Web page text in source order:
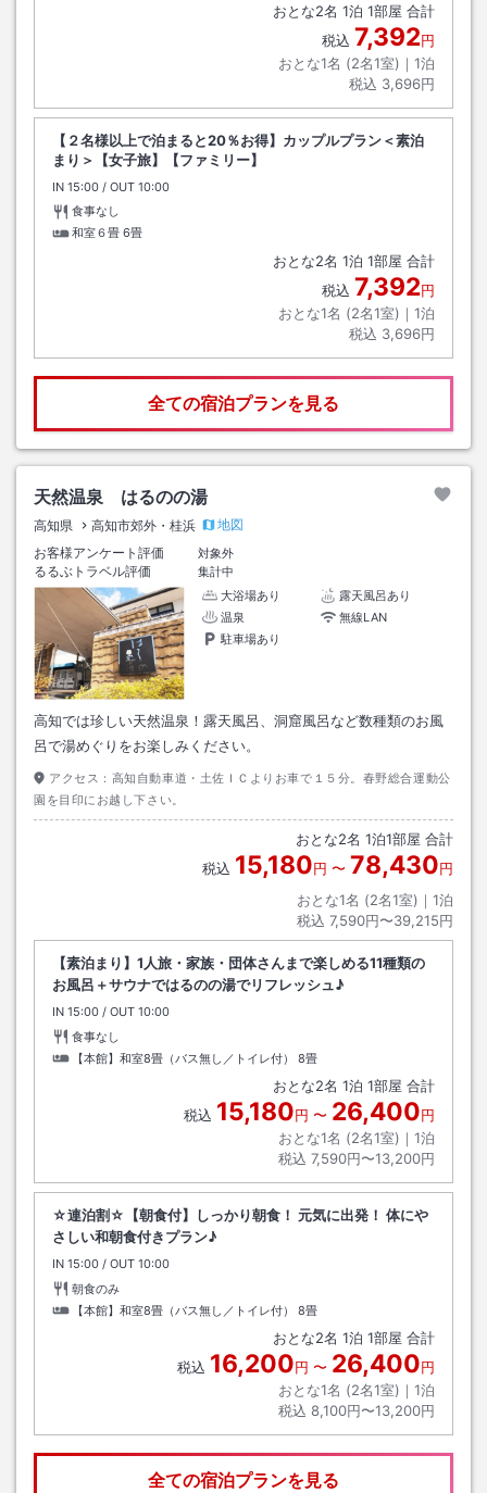
おとな2名 1泊 1部屋 合計
税込 7,392円
おとな1名 (2名1室)｜ 1泊
税込 3,696円
【２名様以上で泊まると20％お得】カップルプラン＜素泊
まり＞【女子旅】【ファミリー】
IN チェックイン
15:00 / OUT チェックアウト
10:00
食事なし
和室６畳 6畳
おとな2名 1泊 1部屋 合計
税込 7,392円
おとな1名 (2名1室)｜ 1泊
税込 3,696円
全ての宿泊プランを見る
天然温泉 はるのの湯
高知県 高知市郊外・桂浜
地図
お客様アンケート評価
対象外
るるぶトラベル評価
集計中
大浴場あり
露天風呂あり
温泉
無線LAN
駐車場あり
高知では珍しい天然温泉！露天風呂、洞窟風呂など数種類のお風
呂で湯めぐりをお楽しみください。
アクセス： 高知自動車道・土佐ＩＣよりお車で１５分。春野総合運動公
園を目印にお越し下さい。
おとな2名 1泊1部屋 合計
税込 15,180円 〜 78,430円
おとな1名 (2名1室)｜ 1泊
税込 7,590円〜39,215円
【素泊まり】1人旅・家族・団体さんまで楽しめる11種類の
お風呂＋サウナではるのの湯でリフレッシュ♪
IN チェックイン
15:00 / OUT チェックアウト
10:00
食事なし
【本館】和室8畳（バス無し／トイレ付）
8畳
おとな2名 1泊 1部屋 合計
税込 15,180円 〜 26,400円
おとな1名 (2名1室)｜ 1泊
税込 7,590円〜13,200円
☆連泊割☆【朝食付】しっかり朝食！ 元気に出発！ 体にや
さしい和朝食付きプラン♪
IN チェックイン
15:00 / OUT チェックアウト
10:00
朝食のみ
【本館】和室8畳（バス無し／トイレ付）
8畳
おとな2名 1泊 1部屋 合計
税込 16,200円 〜 26,400円
おとな1名 (2名1室)｜ 1泊
税込 8,100円〜13,200円
全ての宿泊プランを見る